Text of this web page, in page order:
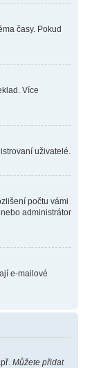
časy. Pokud
Více
uživatelé.
počtu vámi
administrátor
e-mailové
Můžete přidat